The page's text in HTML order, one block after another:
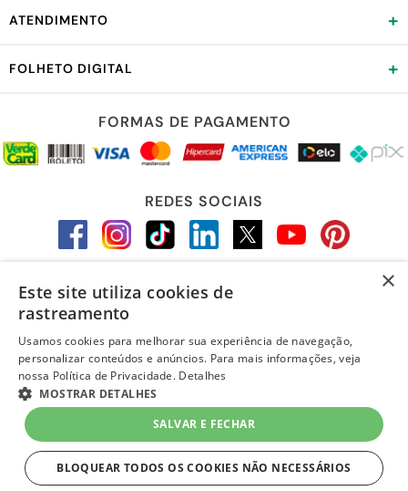
ATENDIMENTO +
FOLHETO DIGITAL +
FORMAS DE PAGAMENTO
REDES SOCIAIS
LOJA SEGURA
×
Este site utiliza cookies de
rastreamento
Usamos cookies para melhorar sua experiência de navegação,
personalizar conteúdos e anúncios. Para mais informações, veja
nossa Política de Privacidade. Detalhes
MOSTRAR DETALHES
SALVAR E FECHAR
BLOQUEAR TODOS OS COOKIES NÃO NECESSÁRIOS